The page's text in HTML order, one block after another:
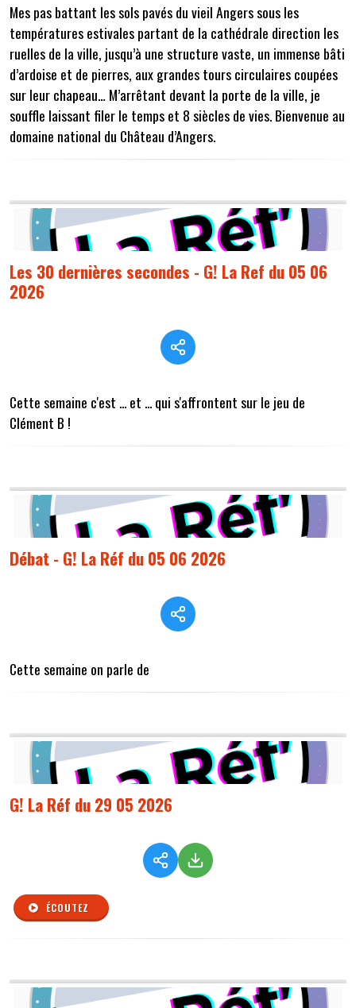
Mes pas battant les sols pavés du vieil Angers sous les
températures estivales partant de la cathédrale direction les
ruelles de la ville, jusqu’à une structure vaste, un immense bâti
d’ardoise et de pierres, aux grandes tours circulaires coupées
sur leur chapeau… M’arrêtant devant la porte de la ville, je
souffle laissant filer le temps et 8 siècles de vies. Bienvenue au
domaine national du Château d’Angers.
Les 30 dernières secondes - G! La Ref du 05 06
2026
Cette semaine c'est ... et ... qui s'affrontent sur le jeu de
Clément B !
Débat - G! La Réf du 05 06 2026
Cette semaine on parle de
G! La Réf du 29 05 2026
ÉCOUTEZ